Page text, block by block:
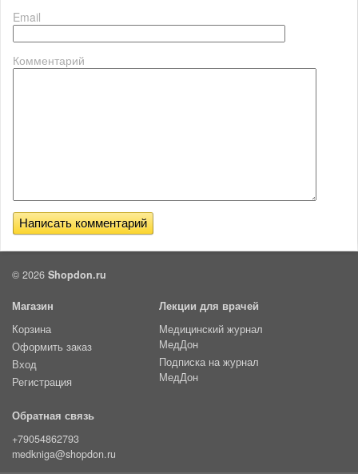
Email
Комментарий
© 2026 Shopdon.ru
Магазин
Корзина
Оформить заказ
Вход
Регистрация
Лекции для врачей
Медицинский журнал
МедДон
Подписка на журнал
МедДон
Обратная связь
+79054862793
medkniga@shopdon.ru